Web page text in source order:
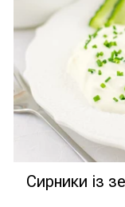
Сирники із